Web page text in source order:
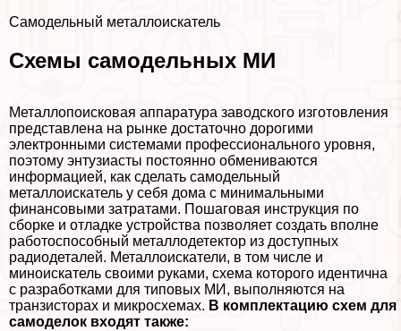
Самодельный металлоискатель
Схемы самодельных МИ
Металлопоисковая аппаратура заводского изготовления
представлена на рынке достаточно дорогими
электронными системами профессионального уровня,
поэтому энтузиасты постоянно обмениваются
информацией, как сделать самодельный
металлоискатель у себя дома с минимальными
финансовыми затратами. Пошаговая инструкция по
сборке и отладке устройства позволяет создать вполне
работоспособный металлодетектор из доступных
радиодеталей. Металлоискатели, в том числе и
миноискатель своими руками, схема которого идентична
с разработками для типовых МИ, выполняются на
транзисторах и микросхемах. В комплектацию схем для
самоделок входят также: